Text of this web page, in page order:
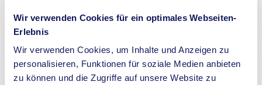
Wir verwenden Cookies für ein optimales Webseiten-
Erlebnis
Wir verwenden Cookies, um Inhalte und Anzeigen zu
personalisieren, Funktionen für soziale Medien anbieten
zu können und die Zugriffe auf unsere Website zu
Coaches
Spezialisten für